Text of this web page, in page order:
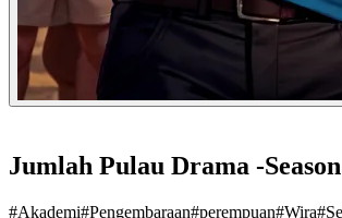
Jumlah Pulau Drama -
#Akademi#Pengembaraan#perempuan#Wira#